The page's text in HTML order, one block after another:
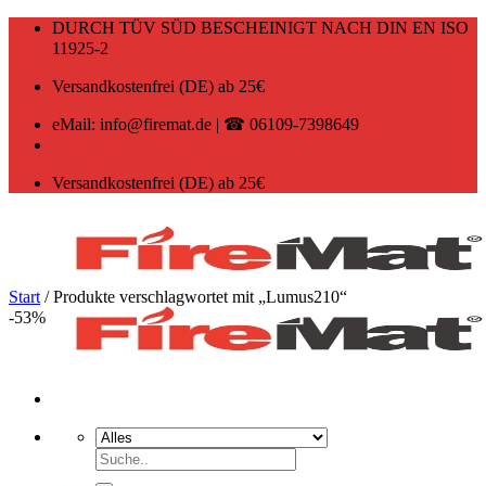
Zum
DURCH TÜV SÜD BESCHEINIGT NACH DIN EN ISO
11925-2
Versandkostenfrei (DE) ab 25€
eMail: info@firemat.de | ☎ 06109-7398649
Versandkostenfrei (DE) ab 25€
Suchen
nach:
Start /Produkte verschlagwortet mit „Lumus210“
-53%